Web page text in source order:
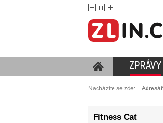
ZPRÁVY
Nacházíte se zde: Adresář
Fitness Cat